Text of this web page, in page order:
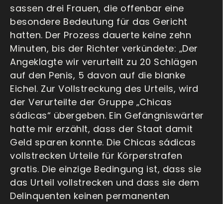
sassen drei Frauen, die offenbar eine
besondere Bedeutung für das Gericht
hatten. Der Prozess dauerte keine zehn
Minuten, bis der Richter verkündete: „Der
Angeklagte wir verurteilt zu 20 Schlägen
auf den Penis, 5 davon auf die blanke
Eichel. Zur Vollstreckung des Urteils, wird
der Verurteilte der Gruppe „Chicas
sádicas“ übergeben. Ein Gefängniswärter
hatte mir erzählt, dass der Staat damit
Geld sparen konnte. Die Chicas sádicas
vollstrecken Urteile für Körperstrafen
gratis. Die einzige Bedingung ist, dass sie
das Urteil vollstrecken und dass sie dem
Delinquenten keinen permanenten